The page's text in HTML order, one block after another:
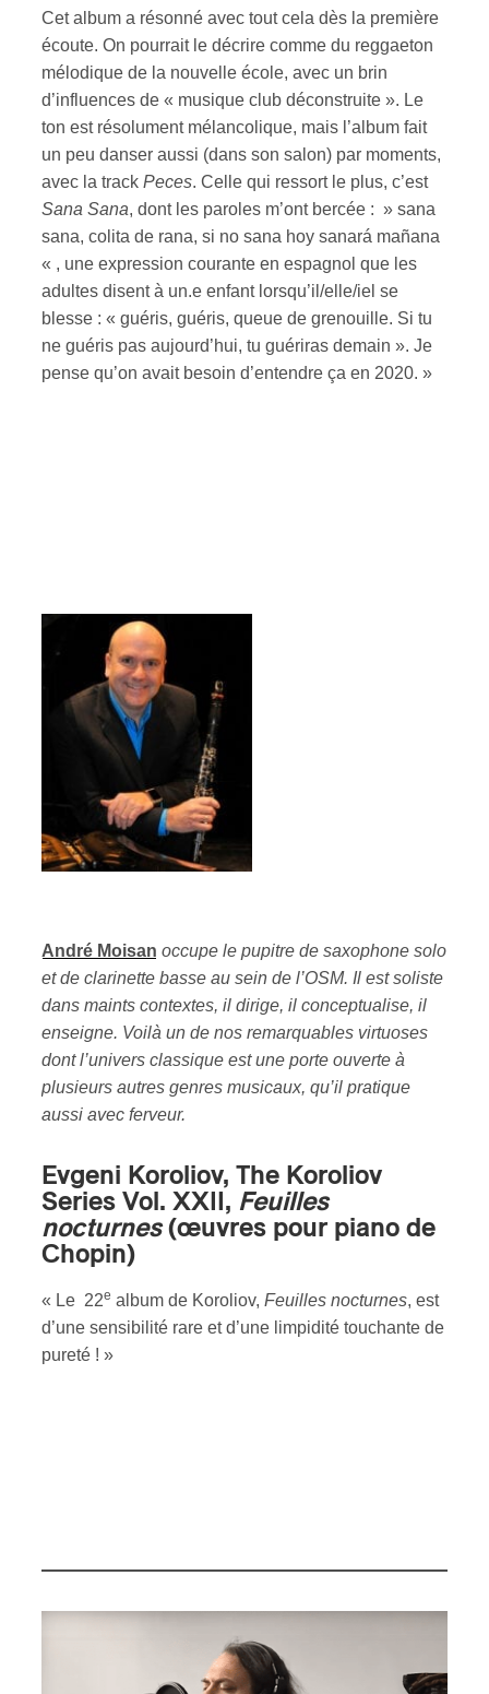
Cet album a résonné avec tout cela dès la première
écoute. On pourrait le décrire comme du reggaeton
mélodique de la nouvelle école, avec un brin
d’influences de « musique club déconstruite ». Le
ton est résolument mélancolique, mais l’album fait
un peu danser aussi (dans son salon) par moments,
avec la track Peces. Celle qui ressort le plus, c’est
Sana Sana, dont les paroles m’ont bercée : » sana
sana, colita de rana, si no sana hoy sanará mañana
« , une expression courante en espagnol que les
adultes disent à un.e enfant lorsqu’il/elle/iel se
blesse : « guéris, guéris, queue de grenouille. Si tu
ne guéris pas aujourd’hui, tu guériras demain ». Je
pense qu’on avait besoin d’entendre ça en 2020. »
André Moisan occupe le pupitre de saxophone solo
et de clarinette basse au sein de l’OSM. Il est soliste
dans maints contextes, il dirige, il conceptualise, il
enseigne. Voilà un de nos remarquables virtuoses
dont l’univers classique est une porte ouverte à
plusieurs autres genres musicaux, qu’il pratique
aussi avec ferveur.
Evgeni Koroliov, The Koroliov
Series Vol. XXII, Feuilles
nocturnes(œuvres pour piano de
Chopin)
« Le 22e album de Koroliov, Feuilles nocturnes, est
d’une sensibilité rare et d’une limpidité touchante de
pureté ! »